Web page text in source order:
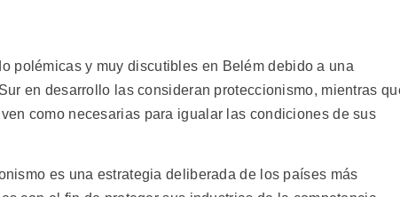
polémicas y muy discutibles en Belém debido a una
en desarrollo las consideran proteccionismo, mientras
como necesarias para igualar las condiciones de sus
es una estrategia deliberada de los países más